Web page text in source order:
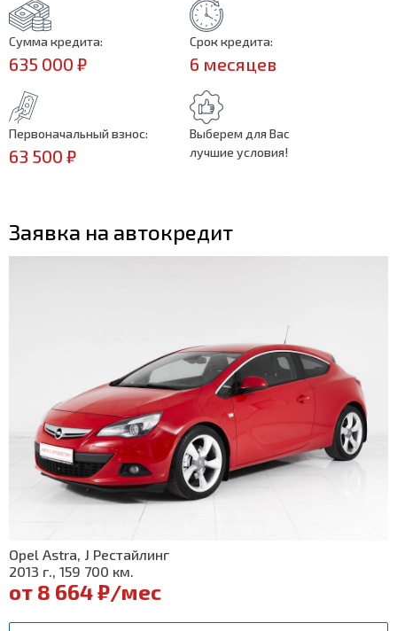
Сумма кредита:
635 000 ₽
Срок кредита:
6 месяцев
Первоначальный взнос:
63 500 ₽
Выберем для Вас
лучшие условия!
Заявка на автокредит
Opel Astra, J Рестайлинг
2013 г., 159 700 км.
от 8 664 ₽/мес